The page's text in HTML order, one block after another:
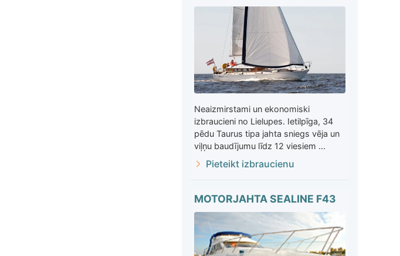
Neaizmirstami un ekonomiski
izbraucieni no Lielupes. Ietilpīga, 34
pēdu Taurus tipa jahta sniegs vēja un
viļņu baudījumu līdz 12 viesiem ...
Pieteikt izbraucienu
MOTORJAHTA SEALINE F43